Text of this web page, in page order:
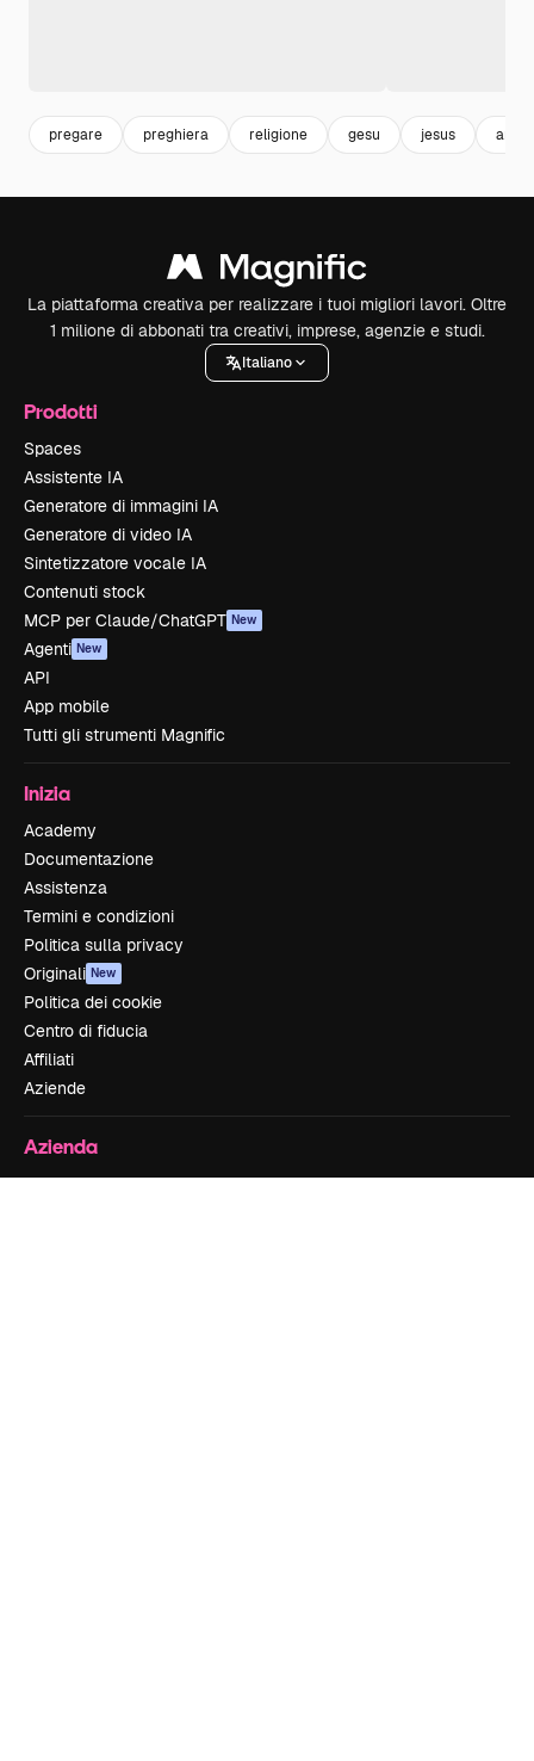
pregare preghiera religione gesu jesus
La piattaforma creativa per realizzare i tuoi migliori lavori. Oltre
1 milione di abbonati tra creativi, imprese, agenzie e studi.
Italiano
Prodotti
Spaces
Assistente IA
Generatore di immagini IA
Generatore di video IA
Sintetizzatore vocale IA
Contenuti stock
MCP per Claude/ChatGPT New
Agenti New
API
App mobile
Tutti gli strumenti Magnific
Inizia
Academy
Documentazione
Assistenza
Termini e condizioni
Politica sulla privacy
Originali New
Politica dei cookie
Centro di fiducia
Affiliati
Aziende
Azienda
Prezzi